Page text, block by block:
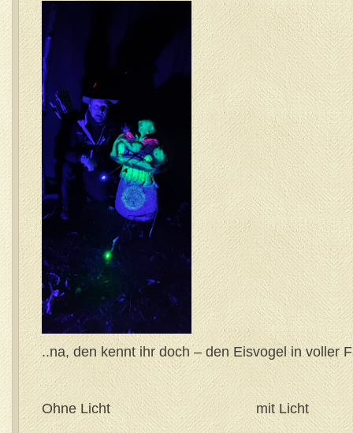
..na, den kennt ihr doch – den Eisvogel in voller
Ohne Licht mit Licht